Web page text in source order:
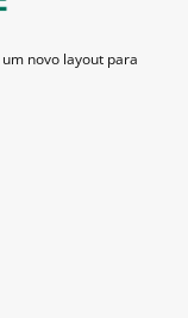
novo layout para